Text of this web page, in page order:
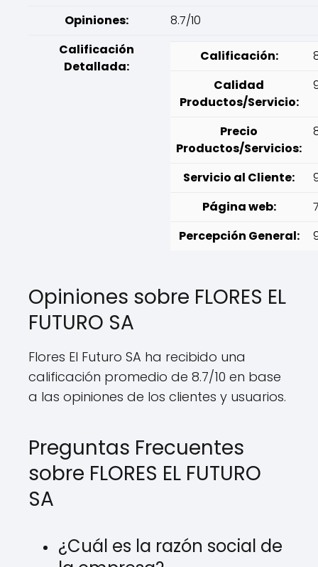
Opiniones:
8.7/10
Calificación
Detallada:
Calificación:
Calidad
Productos/Servicio:
Precio
Productos/Servicios:
Servicio al Cliente:
Página web:
Percepción General:
Opiniones sobre FLORES EL
FUTURO SA
Flores El Futuro SA ha recibido una
calificación promedio de 8.7/10 en base
a las opiniones de los clientes y usuarios.
Preguntas Frecuentes
sobre FLORES EL FUTURO
SA
¿Cuál es la razón social de